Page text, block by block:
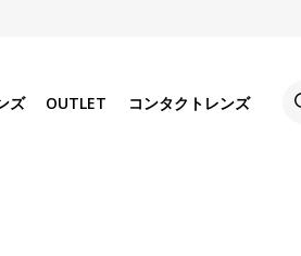
ズ OUTLET コンタクトレンズ